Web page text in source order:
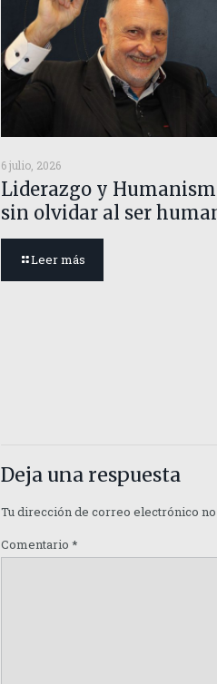
6 julio, 2026
Liderazgo y
sin olvidar al ser
Leer más
Deja una respuesta
Tu dirección de correo electrónico
Comentario *